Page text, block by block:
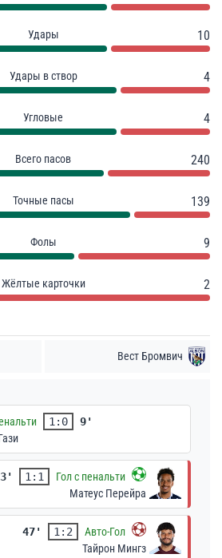
Удары 10
Удары в створ 4
Угловые 4
Всего пасов 240
Точные пасы 139
Фолы 9
Жёлтые карточки 2
Вест Бромвич
1:0
9'
1:1
Гол с пенальти
Матеус Перейра
47' 1:2
Авто-Гол
Тайрон Мингз